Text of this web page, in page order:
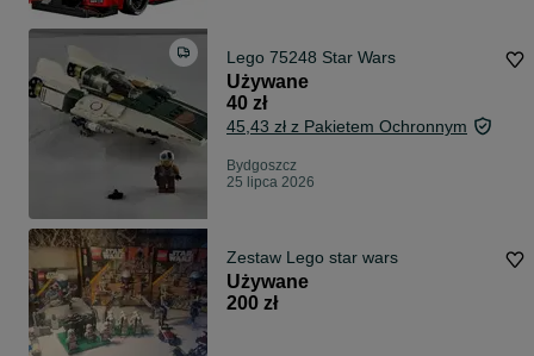
Lego 75248 Star Wars
Używane
40 zł
45,43 zł z Pakietem Ochronnym
Bydgoszcz
25 lipca 2026
Zestaw Lego star wars
Używane
200 zł